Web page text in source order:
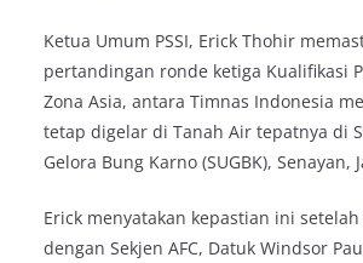
Ketua Umum PSSI, Erick Thohir
pertandingan ronde ketiga Kualifikasi
Zona Asia, antara Timnas Indonesia
tetap digelar di Tanah Air tepatnya di
Gelora Bung Karno (SUGBK), Senayan,
Erick menyatakan kepastian ini
dengan Sekjen AFC, Datuk Windsor